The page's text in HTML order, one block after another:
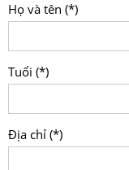
Họ và tên (*)
Tuổi (*)
Địa chỉ (*)